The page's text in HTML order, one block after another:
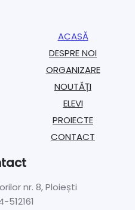
ACASĂ
DESPRE NOI
ORGANIZARE​
NOUTĂȚI
ELEVI
PROIECTE​
CONTACT
nr. 8, Ploiești